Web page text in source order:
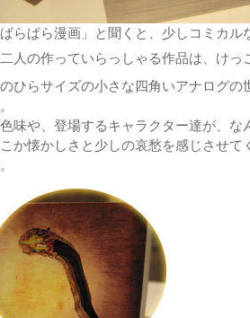
ぱらぱら漫画」と聞くと、少しコミカ
人の作っていらっしゃる作品は、けっ
ひらサイズの小さな四角いアナログの
味や、登場するキャラクター達が、な
か懐かしさと少しの哀愁を感じさせ